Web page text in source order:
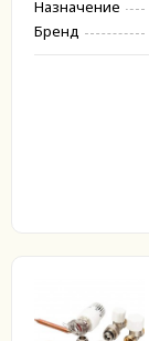
Назначение
Бренд